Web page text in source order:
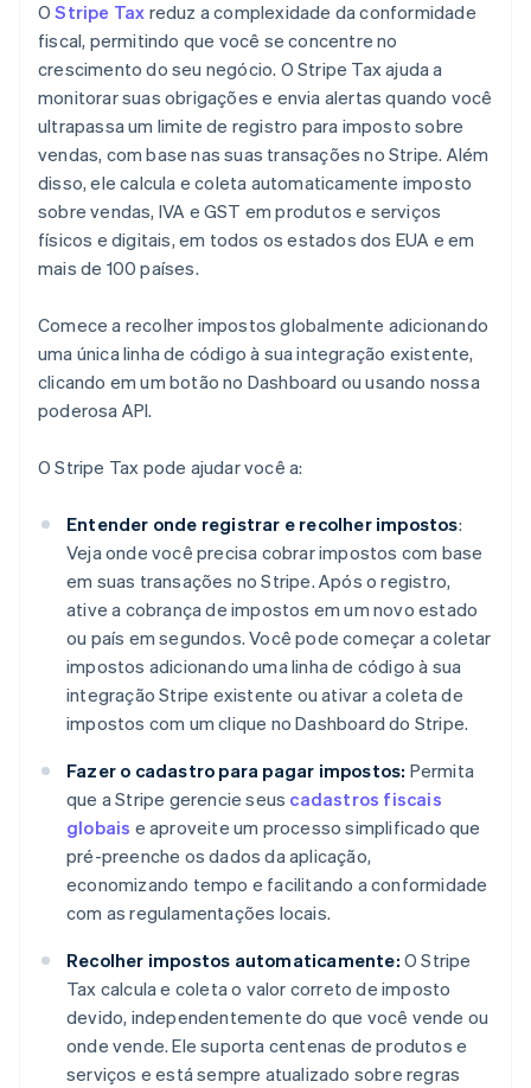
OStripe Tax reduz a complexidade da conformidade
fiscal, permitindo que você se concentre no
crescimento do seu negócio. O Stripe Tax ajuda a
monitorar suas obrigações e envia alertas quando você
ultrapassa um limite de registro para imposto sobre
vendas, com base nas suas transações no Stripe. Além
disso, ele calcula e coleta automaticamente imposto
sobre vendas, IVA e GST em produtos e serviços
físicos e digitais, em todos os estados dos EUA e em
mais de 100 países.
Comece a recolher impostos globalmente adicionando
uma única linha de código à sua integração existente,
clicando em um botão no Dashboard ou usando nossa
poderosa API.
O Stripe Tax pode ajudar você a:
Entender onde registrar e recolher impostos:
Veja onde você precisa cobrar impostos com base
em suas transações no Stripe. Após o registro,
ative a cobrança de impostos em um novo estado
ou país em segundos. Você pode começar a coletar
impostos adicionando uma linha de código à sua
integração Stripe existente ou ativar a coleta de
impostos com um clique no Dashboard do Stripe.
Fazer o cadastro para pagar impostos: Permita
que a Stripe gerencie seus cadastros fiscais
globais e aproveite um processo simplificado que
pré-preenche os dados da aplicação,
economizando tempo e facilitando a conformidade
com as regulamentações locais.
Recolher impostos automaticamente: O Stripe
Tax calcula e coleta o valor correto de imposto
devido, independentemente do que você vende ou
onde vende. Ele suporta centenas de produtos e
serviços e está sempre atualizado sobre regras